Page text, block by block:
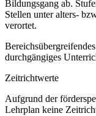
Bildungsgang ab.
Stellen unter alters-
verortet.
durchgängiges
Zeitrichtwerte
Aufgrund der
Lehrplan keine